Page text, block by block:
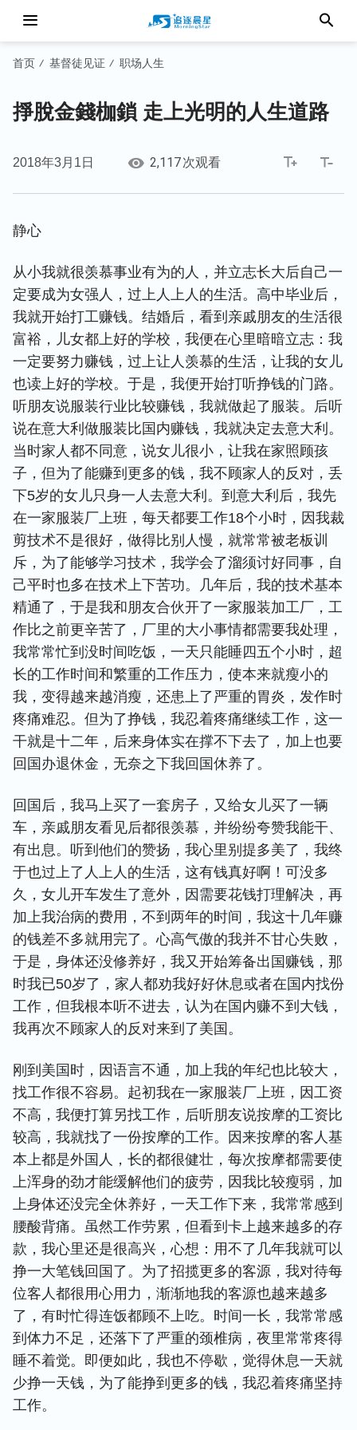
首页 / 基督徒见证 / 职场人生
掙脫金錢枷鎖 走上光明的人生道路
2018年3月1日 2,117次观看
静心
从小我就很羡慕事业有为的人，并立志长大后自己一
定要成为女强人，过上人上人的生活。高中毕业后，
我就开始打工赚钱。结婚后，看到亲戚朋友的生活很
富裕，儿女都上好的学校，我便在心里暗暗立志：我
一定要努力赚钱，过上让人羡慕的生活，让我的女儿
也读上好的学校。于是，我便开始打听挣钱的门路。
听朋友说服装行业比较赚钱，我就做起了服装。后听
说在意大利做服装比国内赚钱，我就决定去意大利。
当时家人都不同意，说女儿很小，让我在家照顾孩
子，但为了能赚到更多的钱，我不顾家人的反对，丢
下5岁的女儿只身一人去意大利。到意大利后，我先
在一家服装厂上班，每天都要工作18个小时，因我裁
剪技术不是很好，做得比别人慢，就常常被老板训
斥，为了能够学习技术，我学会了溜须讨好同事，自
己平时也多在技术上下苦功。几年后，我的技术基本
精通了，于是我和朋友合伙开了一家服装加工厂，工
作比之前更辛苦了，厂里的大小事情都需要我处理，
我常常忙到没时间吃饭，一天只能睡四五个小时，超
长的工作时间和繁重的工作压力，使本来就瘦小的
我，变得越来越消瘦，还患上了严重的胃炎，发作时
疼痛难忍。但为了挣钱，我忍着疼痛继续工作，这一
干就是十二年，后来身体实在撑不下去了，加上也要
回国办退休金，无奈之下我回国休养了。
回国后，我马上买了一套房子，又给女儿买了一辆
车，亲戚朋友看见后都很羡慕，并纷纷夸赞我能干、
有出息。听到他们的赞扬，我心里别提多美了，我终
于也过上了人上人的生活，这有钱真好啊！可没多
久，女儿开车发生了意外，因需要花钱打理解决，再
加上我治病的费用，不到两年的时间，我这十几年赚
的钱差不多就用完了。心高气傲的我并不甘心失败，
于是，身体还没修养好，我又开始筹备出国赚钱，那
时我已50岁了，家人都劝我好好休息或者在国内找份
工作，但我根本听不进去，认为在国内赚不到大钱，
我再次不顾家人的反对来到了美国。
刚到美国时，因语言不通，加上我的年纪也比较大，
找工作很不容易。起初我在一家服装厂上班，因工资
不高，我便打算另找工作，后听朋友说按摩的工资比
较高，我就找了一份按摩的工作。因来按摩的客人基
本上都是外国人，长的都很健壮，每次按摩都需要使
上浑身的劲才能缓解他们的疲劳，因我比较瘦弱，加
上身体还没完全休养好，一天工作下来，我常常感到
腰酸背痛。虽然工作劳累，但看到卡上越来越多的存
款，我心里还是很高兴，心想：用不了几年我就可以
挣一大笔钱回国了。为了招揽更多的客源，我对待每
位客人都很用心用力，渐渐地我的客源也越来越多
了，有时忙得连饭都顾不上吃。时间一长，我常常感
到体力不足，还落下了严重的颈椎病，夜里常常疼得
睡不着觉。即便如此，我也不停歇，觉得休息一天就
少挣一天钱，为了能挣到更多的钱，我忍着疼痛坚持
工作。